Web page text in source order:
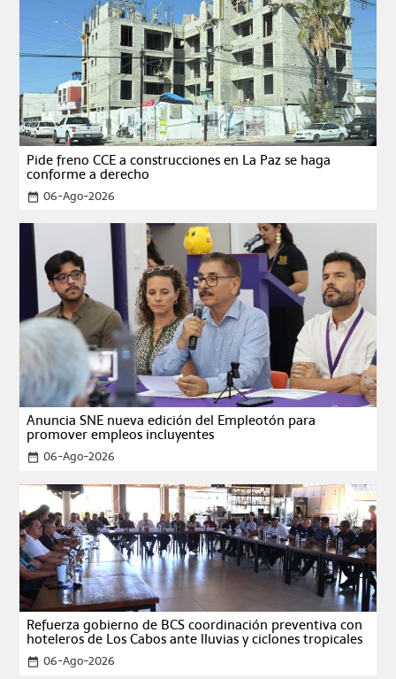
Pide freno CCE a construcciones en La Paz se haga
conforme a derecho
date_range 06-Ago-2026
Anuncia SNE nueva edición del Empleotón para
promover empleos incluyentes
date_range 06-Ago-2026
Refuerza gobierno de BCS coordinación preventiva con
hoteleros de Los Cabos ante lluvias y ciclones tropicales
date_range 06-Ago-2026